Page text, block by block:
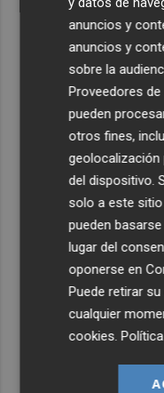
anuncios y
anuncios y
sobre la
Proveedores
pueden
otros fines,
del dispositivo.
solo a este
pueden
lugar del
oponerse en
Puede retirar
cualquier
cookies.